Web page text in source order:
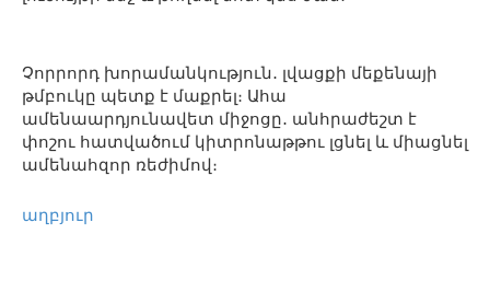
Չորրորդ խորամանկություն․ լվացքի մեքենայի
թմբուկը պետք է մաքրել։ Ահա
ամենաարդյունավետ միջոցը․ անհրաժեշտ է
փոշու հատվածում կիտրոնաթթու լցնել և միացնել
ամենահզոր ռեժիմով։
աղբյուր